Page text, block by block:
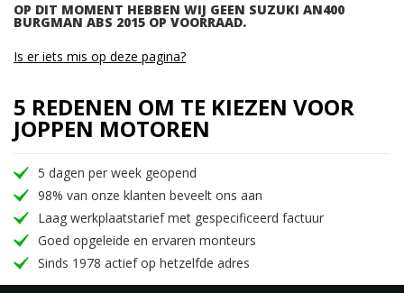
OP DIT MOMENT HEBBEN WIJ GEEN SUZUKI AN400
BURGMAN ABS 2015 OP VOORRAAD.
Is er iets mis op deze pagina?
5 REDENEN OM TE KIEZEN VOOR
JOPPEN MOTOREN
5 dagen per week geopend
98% van onze klanten beveelt ons aan
Laag werkplaatstarief met gespecificeerd factuur
Goed opgeleide en ervaren monteurs
Sinds 1978 actief op hetzelfde adres